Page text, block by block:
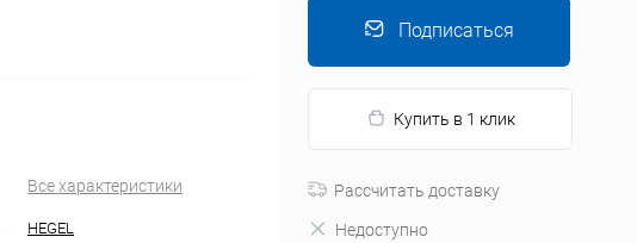
Все характеристики
HEGEL
Подписаться
Купить в 1 клик
Рассчитать доставку
Недоступно